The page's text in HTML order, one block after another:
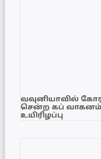
வவுனியாவில் கோர
சென்ற கப் வாகனம்
உயிரிழப்பு